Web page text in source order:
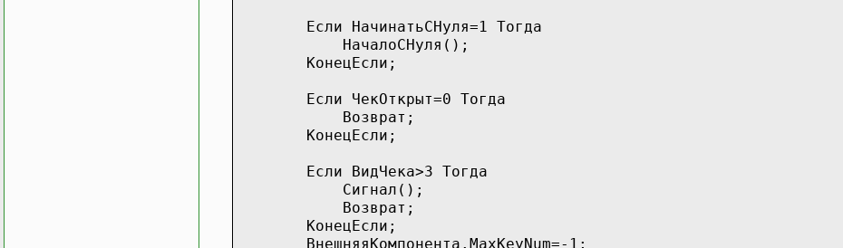
Если НачинатьСНуля=1 Тогда
НачалоСНуля();
КонецЕсли;
Если ЧекОткрыт=0 Тогда
Возврат;
КонецЕсли;
Если ВидЧека>3 Тогда
Сигнал();
Возврат;
КонецЕсли;
ВнешняяКомпонента.MaxKeyNum=-1;